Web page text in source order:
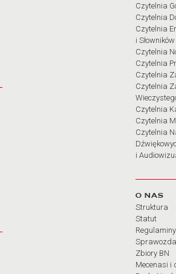
Czytelnia
Czytelnia
Czytelnia
i Słowników
Czytelnia
Czytelnia
Czytelnia
Czytelnia
Czytelnia
Czytelnia
Czytelnia
i
O NAS
Struktura
Statut
Regulaminy
Zbiory BN
Mecenasi i